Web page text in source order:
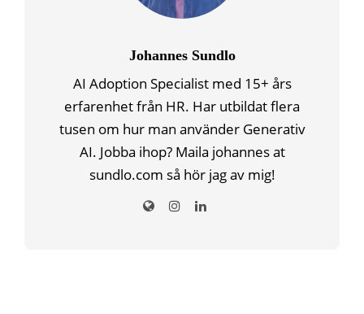
Johannes Sundlo
AI Adoption Specialist med 15+ års
erfarenhet från HR. Har utbildat flera
tusen om hur man använder Generativ
AI. Jobba ihop? Maila johannes at
sundlo.com så hör jag av mig!